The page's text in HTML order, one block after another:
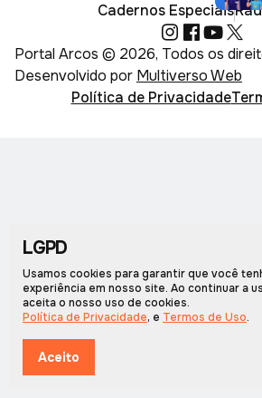
Cadernos Especiais
Portal Arcos © 2026, Todos os
Desenvolvido por Multiverso Web
Política de Privacidade
LGPD
Usamos cookies para garantir que você
experiência em nosso site. Ao continuar a
aceita o nosso uso de cookies.
Política de Privacidade, e Termos de Uso.
Aceito